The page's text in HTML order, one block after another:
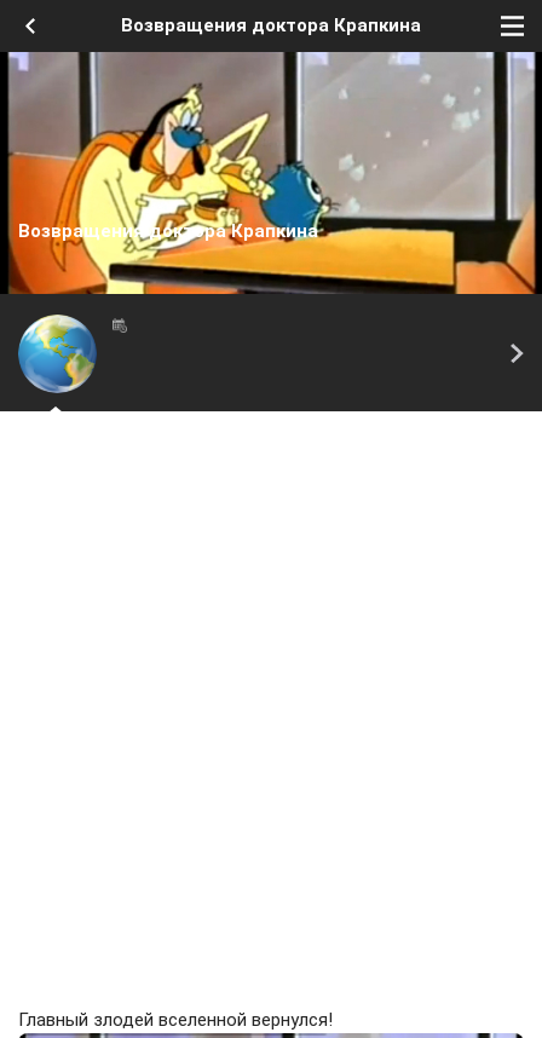
Возвращения доктора Крапкина
Возвращения доктора Крапкина
Главный злодей вселенной вернулся!